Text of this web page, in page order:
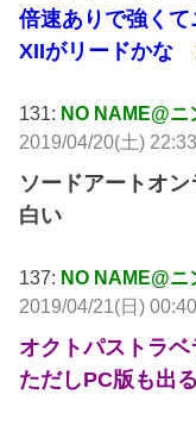
倍速ありで強く
XIIがリードかな
131: NO NAME@ニ
2019/04/20(土)
ソードアートオ
白い
137: NO NAME@
2019/04/21(日)
オクトパストラベ
ただしPC版も出